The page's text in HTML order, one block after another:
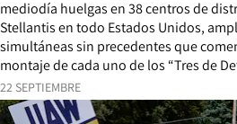
22 SEPTIEMBRE
mediodía huelgas en 38 centros de
Stellantis en todo Estados Unidos,
simultáneas sin precedentes que
montaje de cada uno de los “Tres de